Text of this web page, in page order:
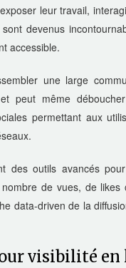
leur travail,
devenus
accessible.
une large
peut même
permettant aux
des outils avancés
de vues, de
data-driven de la
visibilité en